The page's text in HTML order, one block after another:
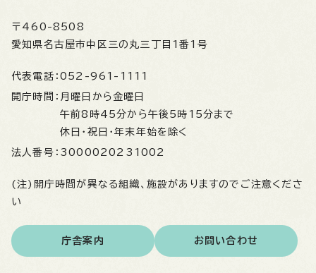
〒460-8508
愛知県名古屋市中区三の丸三丁目1番1号
代表電話： 052-961-1111
開庁時間： 月曜日から金曜日
午前8時45分から午後5時15分まで
休日・祝日・年末年始を除く
法人番号： 3000020231002
(注)開庁時間が異なる組織、施設がありますのでご注意くださ
い
庁舎案内 お問い合わせ